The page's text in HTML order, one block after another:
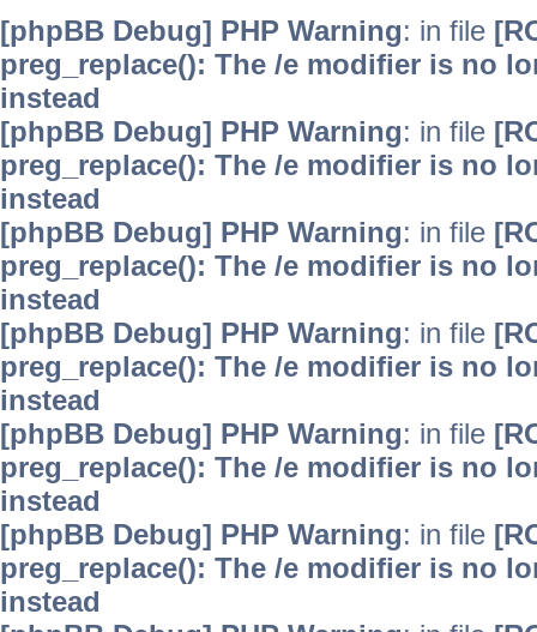
[phpBB Debug] PHP Warning: in file
preg_replace(): The /e modifier is no
instead
[phpBB Debug] PHP Warning: in file
preg_replace(): The /e modifier is no
instead
[phpBB Debug] PHP Warning: in file
preg_replace(): The /e modifier is no
instead
[phpBB Debug] PHP Warning: in file
preg_replace(): The /e modifier is no
instead
[phpBB Debug] PHP Warning: in file
preg_replace(): The /e modifier is no
instead
[phpBB Debug] PHP Warning: in file
preg_replace(): The /e modifier is no
instead